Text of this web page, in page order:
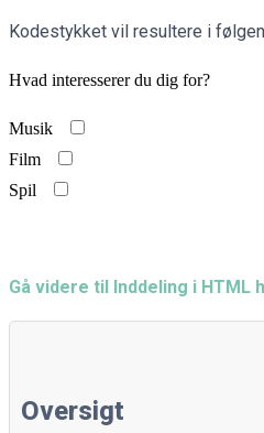
Kodestykket vil resultere i
Hvad interesserer du dig for?
Musik
Film
Spil
Gå videre til Inddeling i HTML
Oversigt